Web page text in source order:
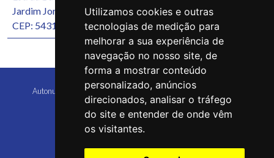
Utilizamos cookies e outras
tecnologias de medição para
melhorar a sua experiência de
navegação no nosso site, de
forma a mostrar conteúdo
personalizado, anúncios
direcionados, analisar o tráfego
do site e entender de onde vêm
os visitantes.
Jardim Jordão, Jaboatão dos Guararapes/PE
CEP: 54315-570
Autonunes Caruaru Copyright 2026 Todos os direitos reservados